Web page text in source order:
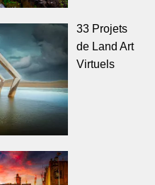
33 Projets
de Land Art
Virtuels